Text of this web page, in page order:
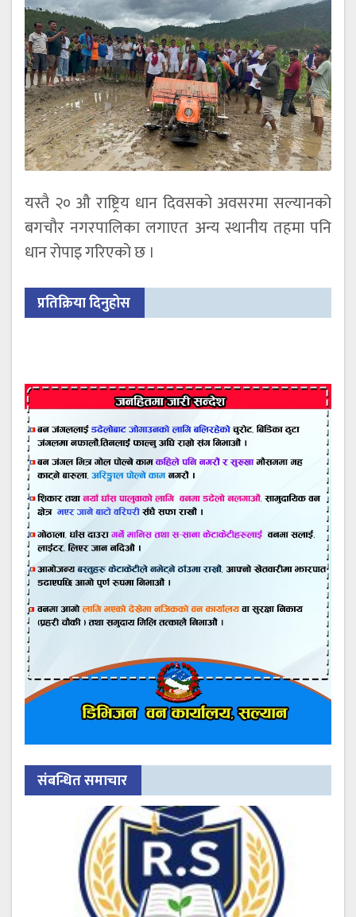
यस्तै २० औ राष्ट्रिय धान दिवसको अवसरमा सल्यानको
बगचौर नगरपालिका लगाएत अन्य स्थानीय तहमा पनि
धान रोपाइ गरिएको छ ।
प्रतिक्रिया दिनुहोस
संबन्धित समाचार